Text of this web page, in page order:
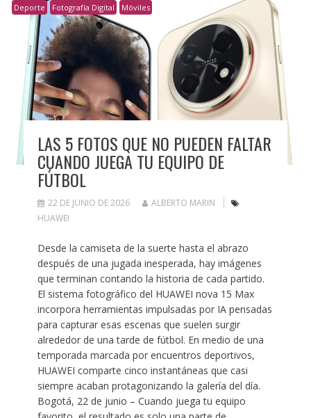
Deporte Fotografía Digital Móviles
LAS 5 FOTOS QUE NO PUEDEN FALTAR
CUANDO JUEGA TU EQUIPO DE
FÚTBOL
22 DE JUNIO DE 2026
ALBERTO MARIN
HUAWEI
Desde la camiseta de la suerte hasta el abrazo
después de una jugada inesperada, hay imágenes
que terminan contando la historia de cada partido.
El sistema fotográfico del HUAWEI nova 15 Max
incorpora herramientas impulsadas por IA pensadas
para capturar esas escenas que suelen surgir
alrededor de una tarde de fútbol. En medio de una
temporada marcada por encuentros deportivos,
HUAWEI comparte cinco instantáneas que casi
siempre acaban protagonizando la galería del día.
Bogotá, 22 de junio – Cuando juega tu equipo